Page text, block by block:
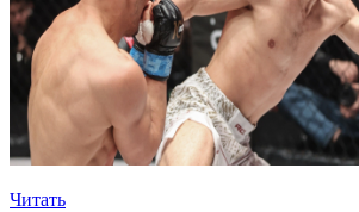
Читать